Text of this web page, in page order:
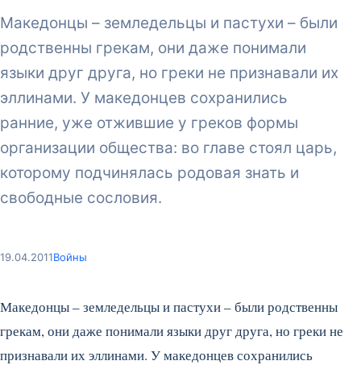
Македонцы – земледельцы и пастухи – были
родственны грекам, они даже понимали
языки друг друга, но греки не признавали их
эллинами. У македонцев сохранились
ранние, уже отжившие у греков формы
организации общества: во главе стоял царь,
которому подчинялась родовая знать и
свободные сословия.
19.04.2011Войны
Македонцы – земледельцы и пастухи – были родственны
грекам, они даже понимали языки друг друга, но греки не
признавали их эллинами. У македонцев сохранились